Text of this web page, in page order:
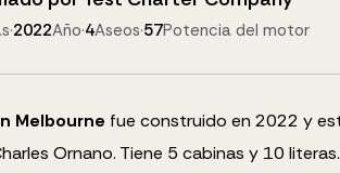
·2022Año·4Aseos·57Potencia del motor
Melbourne fue construido en 2022 y
Ornano. Tiene 5 cabinas y 10 literas.